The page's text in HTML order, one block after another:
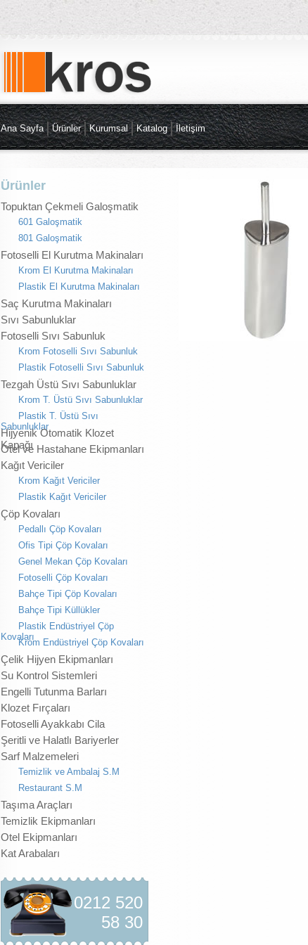
Ana Sayfa Ürünler Kurumsal Katalog İletişim
Ürünler
Topuktan Çekmeli Galoşmatik
601 Galoşmatik
801 Galoşmatik
Fotoselli El Kurutma Makinaları
Krom El Kurutma Makinaları
Plastik El Kurutma Makinaları
Saç Kurutma Makinaları
Sıvı Sabunluklar
Fotoselli Sıvı Sabunluk
Krom Fotoselli Sıvı Sabunluk
Plastik Fotoselli Sıvı Sabunluk
Tezgah Üstü Sıvı Sabunluklar
Krom T. Üstü Sıvı Sabunluklar
Plastik T. Üstü Sıvı
Sabunluklar
Hijyenik Otomatik Klozet
Kapağı
Otel ve Hastahane Ekipmanları
Kağıt Vericiler
Krom Kağıt Vericiler
Plastik Kağıt Vericiler
Çöp Kovaları
Pedallı Çöp Kovaları
Ofis Tipi Çöp Kovaları
Genel Mekan Çöp Kovaları
Fotoselli Çöp Kovaları
Bahçe Tipi Çöp Kovaları
Bahçe Tipi Küllükler
Plastik Endüstriyel Çöp
Kovaları
Krom Endüstriyel Çöp Kovaları
Çelik Hijyen Ekipmanları
Su Kontrol Sistemleri
Engelli Tutunma Barları
Klozet Fırçaları
Fotoselli Ayakkabı Cila
Şeritli ve Halatlı Bariyerler
Sarf Malzemeleri
Temizlik ve Ambalaj S.M
Restaurant S.M
Taşıma Araçları
Temizlik Ekipmanları
Otel Ekipmanları
Kat Arabaları
0212 520
58 30